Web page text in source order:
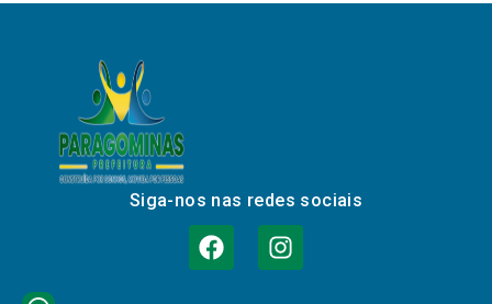
Siga-nos nas redes sociais